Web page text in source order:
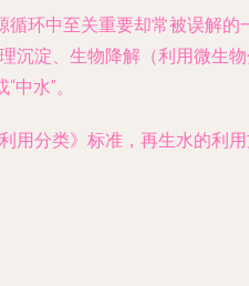
环中至关重要却常被误解
淀、生物降解（利用微生
水”。
分类》标准，再生水的利用